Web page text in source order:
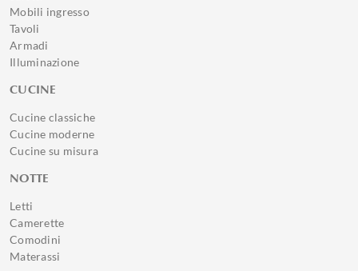
Mobili ingresso
Tavoli
Armadi
Illuminazione
CUCINE
Cucine classiche
Cucine moderne
Cucine su misura
NOTTE
Letti
Camerette
Comodini
Materassi